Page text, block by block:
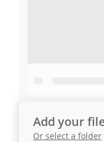
Add your
Or select a folder